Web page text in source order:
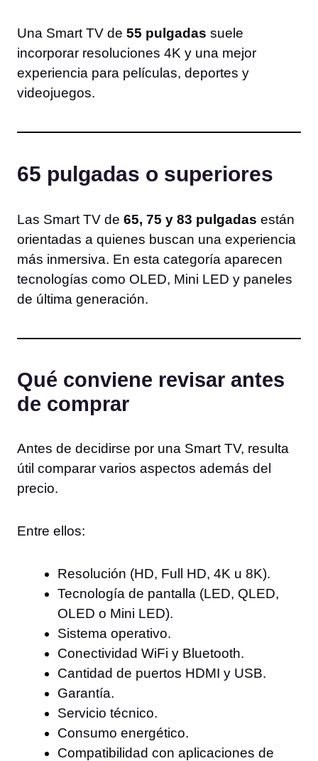
Una Smart TV de 55 pulgadas suele
incorporar resoluciones 4K y una mejor
experiencia para películas, deportes y
videojuegos.
65 pulgadas o superiores
Las Smart TV de 65, 75 y 83 pulgadas están
orientadas a quienes buscan una experiencia
más inmersiva. En esta categoría aparecen
tecnologías como OLED, Mini LED y paneles
de última generación.
Qué conviene revisar antes
de comprar
Antes de decidirse por una Smart TV, resulta
útil comparar varios aspectos además del
precio.
Entre ellos:
Resolución (HD, Full HD, 4K u 8K).
Tecnología de pantalla (LED, QLED,
OLED o Mini LED).
Sistema operativo.
Conectividad WiFi y Bluetooth.
Cantidad de puertos HDMI y USB.
Garantía.
Servicio técnico.
Consumo energético.
Compatibilidad con aplicaciones de